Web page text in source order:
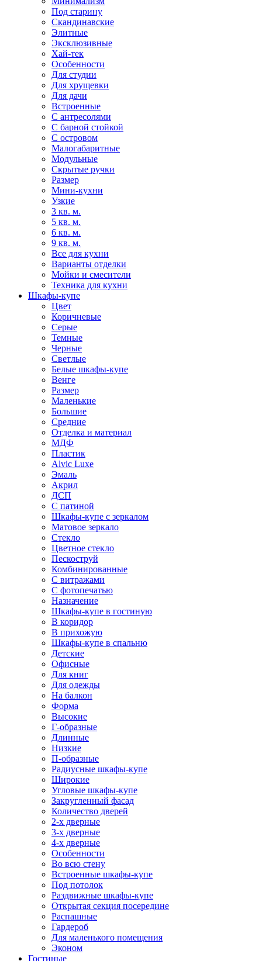
Под старину
Скандинавские
Элитные
Эксклюзивные
Хай-тек
Особенности
Для студии
Для хрущевки
Для дачи
Встроенные
С антресолями
С барной стойкой
С островом
Малогабаритные
Модульные
Скрытые ручки
Размер
Мини-кухни
Узкие
3 кв. м.
5 кв. м.
6 кв. м.
9 кв. м.
Все для кухни
Варианты отделки
Мойки и смесители
Техника для кухни
Шкафы-купе
Цвет
Коричневые
Серые
Темные
Черные
Светлые
Белые шкафы-купе
Венге
Размер
Маленькие
Большие
Средние
Отделка и материал
МДФ
Пластик
Alvic Luxe
Эмаль
Акрил
ДСП
С патиной
Шкафы-купе с зеркалом
Матовое зеркало
Стекло
Цветное стекло
Пескоструй
Комбинированные
С витражами
С фотопечатью
Назначение
Шкафы-купе в гостиную
В коридор
В прихожую
Шкафы-купе в спальню
Детские
Офисные
Для книг
Для одежды
На балкон
Форма
Высокие
Г-образные
Длинные
Низкие
П-образные
Радиусные шкафы-купе
Широкие
Угловые шкафы-купе
Закругленный фасад
Количество дверей
2-х дверные
3-х дверные
4-х дверные
Особенности
Во всю стену
Встроенные шкафы-купе
Под потолок
Раздвижные шкафы-купе
Открытая секция посередине
Распашные
Гардероб
Для маленького помещения
Эконом
Гостиные